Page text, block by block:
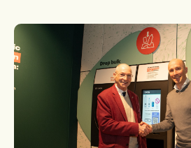
Vacatures
Switch to English